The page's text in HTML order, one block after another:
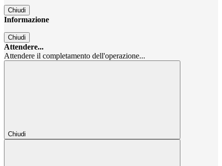
Chiudi
Informazione
Chiudi
Attendere...
Attendere il completamento dell'operazione...
Chiudi